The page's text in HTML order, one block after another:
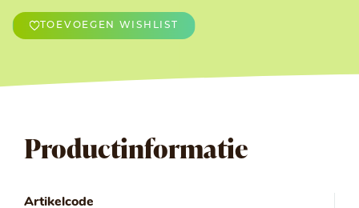
TOEVOEGEN WISHLIST
Productinformatie
Artikelcode